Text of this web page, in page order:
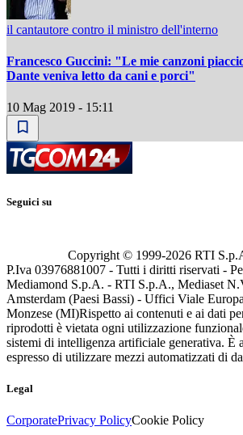
il cantautore contro il ministro dell'interno
Francesco Guccini: "Le mie canzoni
Dante veniva letto da cani e porci"
10 Mag 2019 - 15:11
Seguici su
Copyright © 1999-2026 RTI
P.Iva 03976881007 - Tutti i diritti riservati -
Mediamond S.p.A. - RTI S.p.A., Mediaset
Amsterdam (Paesi Bassi) - Uffici Viale
Monzese (MI)Rispetto ai contenuti e ai dati
riprodotti è vietata ogni utilizzazione
sistemi di intelligenza artificiale generativa. È
espresso di utilizzare mezzi automatizzati di
Legal
CorporatePrivacy PolicyCookie Policy